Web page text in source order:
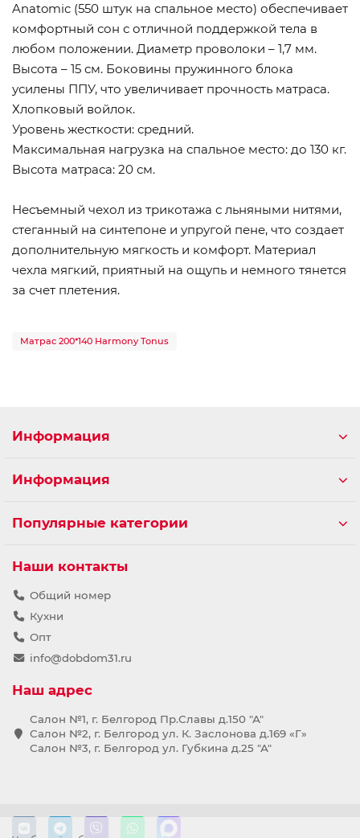
Anatomic (550 штук на спальное место) обеспечивает
комфортный сон с отличной поддержкой тела в
любом положении. Диаметр проволоки – 1,7 мм.
Высота – 15 см. Боковины пружинного блока
усилены ППУ, что увеличивает прочность матраса.
Хлопковый войлок.
Уровень жесткости: средний.
Максимальная нагрузка на спальное место: до 130 кг.
Высота матраса: 20 см.
Несъемный чехол из трикотажа с льняными нитями,
стеганный на синтепоне и упругой пене, что создает
дополнительную мягкость и комфорт. Материал
чехла мягкий, приятный на ощупь и немного тянется
за счет плетения.
Матрас 200*140 Harmony Tonus
Информация
Информация
Популярные категории
Наши контакты
Общий номер
Кухни
Опт
info@dobdom31.ru
Наш адрес
Салон №1, г. Белгород Пр.Славы д.150 "А"
Салон №2, г. Белгород ул. К. Заслонова д.169 «Г»
Салон №3, г. Белгород ул. Губкина д.25 "А"